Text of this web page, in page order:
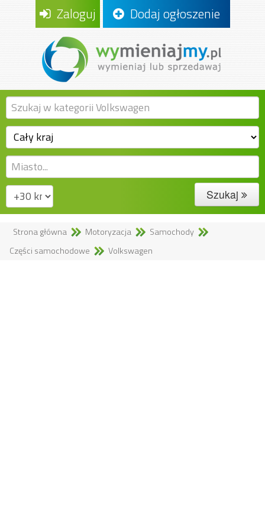
Zaloguj Dodaj ogłoszenie
Szukaj
Strona główna Motoryzacja
Samochody
Części samochodowe
Volkswagen